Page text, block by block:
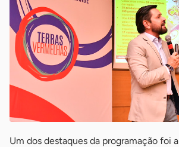
Um dos destaques da programação foi a